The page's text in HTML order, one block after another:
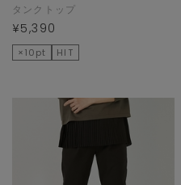
タンクトップ
¥5,390
×10pt HIT